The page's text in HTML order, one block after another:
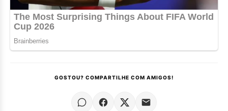
GOSTOU? COMPARTILHE COM AMIGOS!